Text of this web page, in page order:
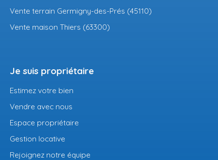
Vente terrain Germigny-des-Prés (45110)
Vente maison Thiers (63300)
Je suis propriétaire
Estimez votre bien
Vendre avec nous
Espace propriétaire
Gestion locative
Rejoignez notre équipe